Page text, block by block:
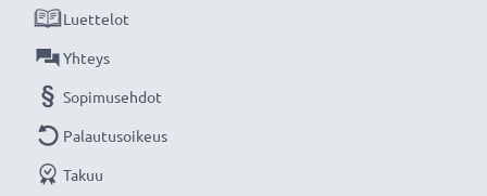
Luettelot
Yhteys
Sopimusehdot
Palautusoikeus
Takuu